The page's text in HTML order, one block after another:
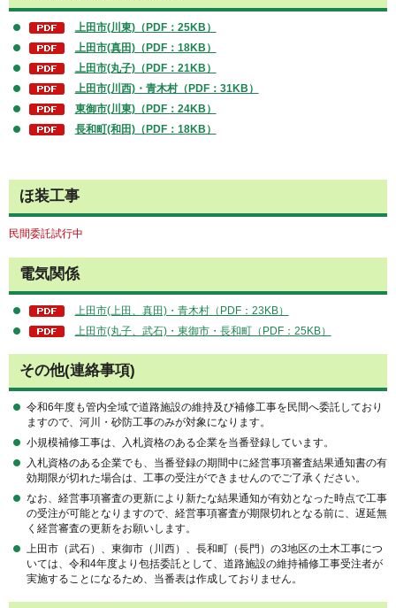
上田市(川東)（PDF：25KB）
上田市(真田)（PDF：18KB）
上田市(丸子)（PDF：21KB）
上田市(川西)・青木村（PDF：31KB）
東御市(川東)（PDF：24KB）
長和町(和田)（PDF：18KB）
ほ装工事
民間委託試行中
電気関係
上田市(上田、真田)・青木村（PDF：23KB）
上田市(丸子、武石)・東御市・長和町（PDF：25KB）
その他(連絡事項)
令和6年度も管内全域で道路施設の維持及び補修工事を民間へ委託しており
ますので、河川・砂防工事のみが対象になります。
小規模補修工事は、入札資格のある企業を当番登録しています。
入札資格のある企業でも、当番登録の期間中に経営事項審査結果通知書の有
効期限が切れた場合は、工事の受注ができませんのでご了承ください。
なお、経営事項審査の更新により新たな結果通知が有効となった時点で工事
の受注が可能となりますので、経営事項審査が期限切れとなる前に、遅延無
く経営審査の更新をお願いします。
上田市（武石）、東御市（川西）、長和町（長門）の3地区の土木工事につ
いては、令和4年度より包括委託として、道路施設の維持補修工事受注者が
実施することになるため、当番表は作成しておりません。